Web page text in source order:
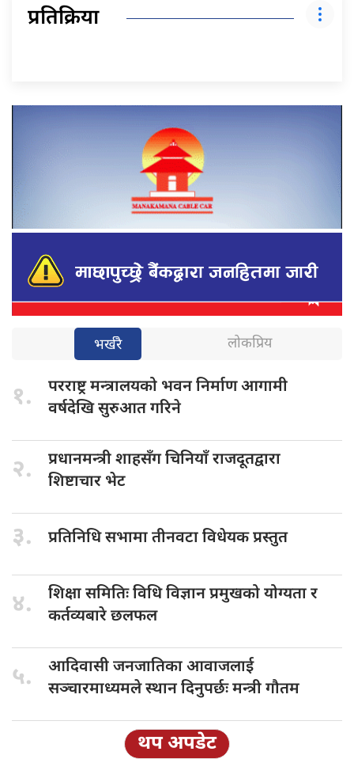
प्रतिक्रिया
भर्खरै लोकप्रिय
१. परराष्ट्र मन्त्रालयको भवन निर्माण आगामी
वर्षदेखि सुरुआत गरिने
२. प्रधानमन्त्री शाहसँगचिनियाँ राजदूतद्वारा
शिष्टाचार भेट
३. प्रतिनिधि सभामातीनवटा विधेयक प्रस्तुत
४. शिक्षा समितिःविधि विज्ञान प्रमुखको योग्यता र
कर्तव्यबारे छलफल
५. आदिवासी जनजातिकाआवाजलाई
सञ्चारमाध्यमले स्थान दिनुपर्छः मन्त्री गौतम
थप अपडेट